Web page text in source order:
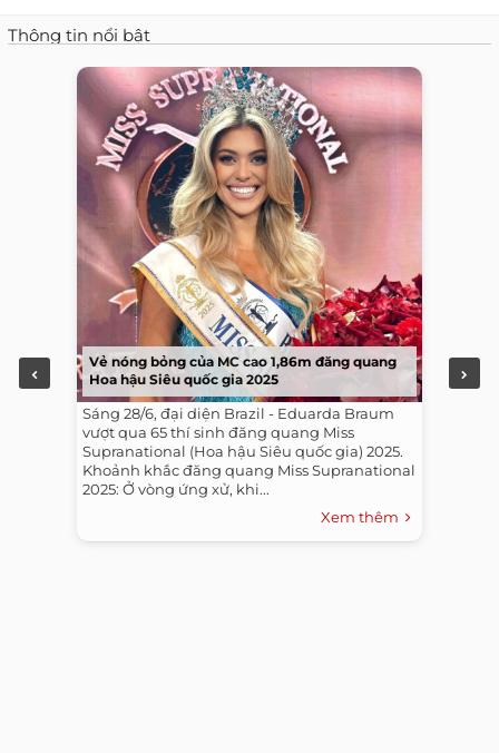
Thông tin nổi bật
Vẻ nóng bỏng của MC cao 1,86m đăng quang
Hoa hậu Siêu quốc gia 2025
Sáng 28/6, đại diện Brazil - Eduarda Braum
vượt qua 65 thí sinh đăng quang Miss
Supranational (Hoa hậu Siêu quốc gia) 2025.
Khoảnh khắc đăng quang Miss Supranational
2025: Ở vòng ứng xử, khi...
Xem thêm